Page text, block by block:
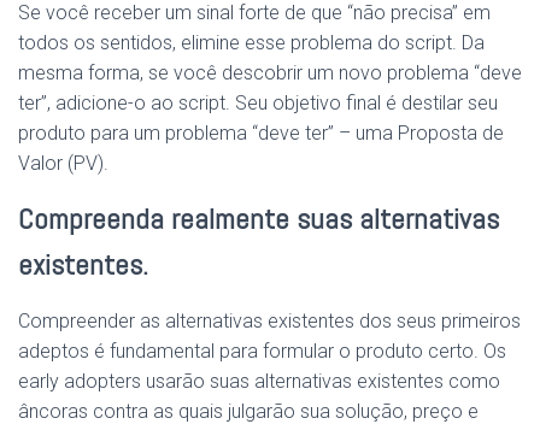
Se você receber um sinal forte de que “não precisa” em
todos os sentidos, elimine esse problema do script. Da
mesma forma, se você descobrir um novo problema “deve
ter”, adicione-o ao script. Seu objetivo final é destilar seu
produto para um problema “deve ter” – uma Proposta de
Valor (PV).
Compreenda realmente suas alternativas
existentes.
Compreender as alternativas existentes dos seus primeiros
adeptos é fundamental para formular o produto certo. Os
early adopters usarão suas alternativas existentes como
âncoras contra as quais julgarão sua solução, preço e